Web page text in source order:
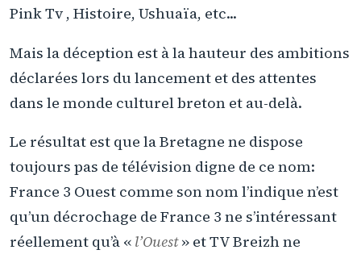
Pink Tv , Histoire, Ushuaïa, etc...
Mais la déception est à la hauteur des ambitions
déclarées lors du lancement et des attentes
dans le monde culturel breton et au-delà.
Le résultat est que la Bretagne ne dispose
toujours pas de télévision digne de ce nom:
France 3 Ouest comme son nom l’indique n’est
qu’un décrochage de France 3 ne s’intéressant
réellement qu’à « l’Ouest» et TV Breizh ne